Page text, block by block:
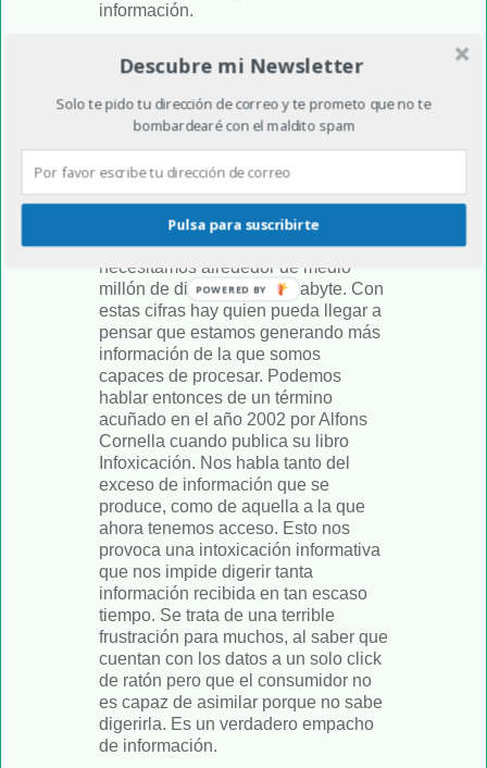
información.
de medio millón de libros que hoy en
duros de un Terabyte de capacidad.
Los volúmenes almacenados en la
Estados Unidos se pueden meter en
136 discos de la misma capacidad.
Pero sólo para el nuevo correo
electrónico generado cada año
necesitamos alrededor de medio
millón de discos de un Terabyte. Con
estas cifras hay quien pueda llegar a
pensar que estamos generando más
información de la que somos
capaces de procesar. Podemos
hablar entonces de un término
acuñado en el año 2002 por Alfons
Cornella cuando publica su libro
Infoxicación. Nos habla tanto del
exceso de información que se
produce, como de aquella a la que
ahora tenemos acceso. Esto nos
provoca una intoxicación informativa
que nos impide digerir tanta
información recibida en tan escaso
tiempo. Se trata de una terrible
frustración para muchos, al saber que
cuentan con los datos a un solo click
de ratón pero que el consumidor no
es capaz de asimilar porque no sabe
digerirla. Es un verdadero empacho
de información.
Descubre mi Newsletter
Solo te pido tu dirección de correo y te prometo que no te
bombardearé con el maldito spam
Pulsa para suscribirte
POWERED BY